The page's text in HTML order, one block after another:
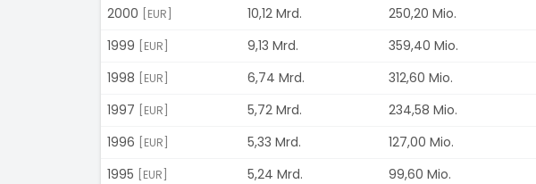
2000
[EUR] 10,12 Mrd. 250,20 Mio.
1999
[EUR] 9,13 Mrd. 359,40 Mio.
1998
[EUR] 6,74 Mrd. 312,60 Mio.
1997
[EUR] 5,72 Mrd. 234,58 Mio.
1996
[EUR] 5,33 Mrd. 127,00 Mio.
1995
[EUR] 5,24 Mrd. 99,60 Mio.